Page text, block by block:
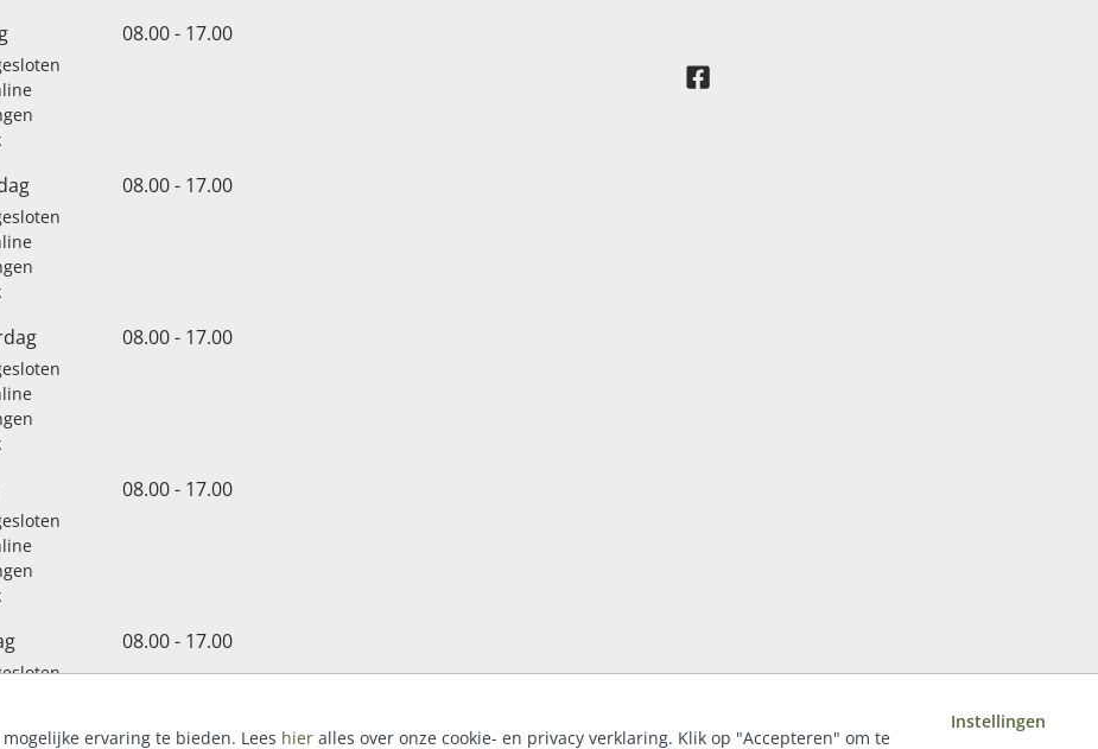
08.00 - 17.00
08.00 - 17.00
08.00 - 17.00
08.00 - 17.00
08.00 - 17.00
ervaring te bieden. Lees hier alles over onze cookie- en privacy verklaring. Klik op "Accepteren" om te
Instellingen